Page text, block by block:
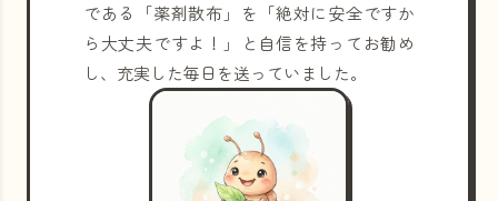
である「薬剤散布」を「絶対に安全ですか
ら大丈夫ですよ！」と自信を持ってお勧め
し、充実した毎日を送っていました。